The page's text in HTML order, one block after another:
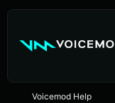
Voicemod Help